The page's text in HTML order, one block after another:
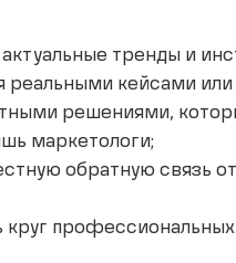
тренды и
реальными кейсами или
решениями,
маркетологи;
обратную связь
круг профессиональных